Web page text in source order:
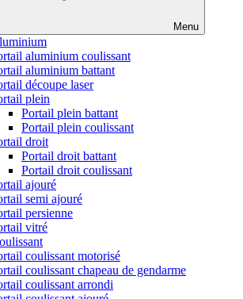
Menu
aluminium coulissant
aluminium battant
découpe laser
plein
Portail plein battant
Portail plein coulissant
droit
Portail droit battant
Portail droit coulissant
ajouré
semi ajouré
persienne
vitré
coulissant motorisé
coulissant chapeau de gendarme
coulissant arrondi